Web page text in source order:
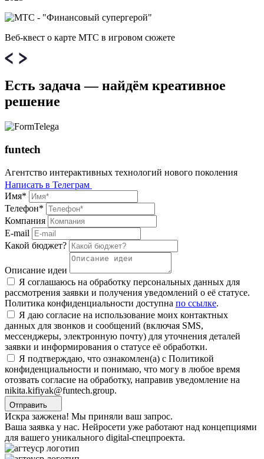
Веб‑квест о карте МТС в игровом сюжете
Есть задача — найдём креативное
решение
funtech
Агентство интерактивных технологий нового поколения
Написать в Телеграм
Имя*
Телефон*
Компания
E-mail
Какой бюджет?
Описание идеи
Я соглашаюсь на обработку персональных данных для
рассмотрения заявки и получения уведомлений о её статусе.
Политика конфиденциальности доступна по ссылке.
Я даю согласие на использование моих контактных
данных для звонков и сообщений (включая SMS,
мессенджеры, электронную почту) для уточнения деталей
заявки и информирования о статусе её обработки.
Я подтверждаю, что ознакомлен(а) с Политикой
конфиденциальности и понимаю, что могу в любое время
отозвать согласие на обработку, направив уведомление на
nikita.kifiyak@funtech.group.
Отправить
Искра зажжена! Мы приняли ваш запрос.
Ваша заявка у нас. Нейросети уже работают над концепциями
для вашего уникального digital-спецпроекта.